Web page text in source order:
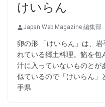
けいらん
Japan Web Magazine 編集部
卵の形 「けいらん」は、
れている郷土料理。餡を包
汁に入っていないものとが
似ているので「けいらん」
手県